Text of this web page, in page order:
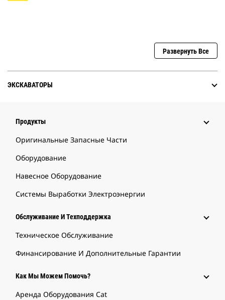
Развернуть Все
ЭКСКАВАТОРЫ
Продукты
Оригинальные Запасные Части
Оборудование
Навесное Оборудование
Системы Выработки Электроэнергии
Обслуживание И Техподдержка
Техническое Обслуживание
Финансирование И Дополнительные Гарантии
Как Мы Можем Помочь?
Аренда Оборудования Cat